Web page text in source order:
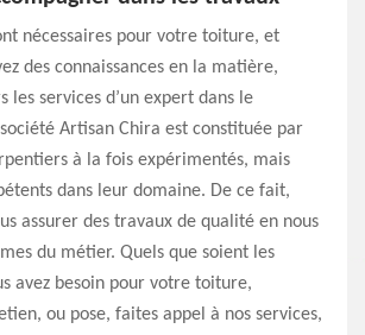
nécessaires pour votre toiture, et
des connaissances en la matière,
les services d’un expert dans le
Artisan Chira est constituée par
à la fois expérimentés, mais
dans leur domaine. De ce fait,
assurer des travaux de qualité en nous
du métier. Quels que soient les
avez besoin pour votre toiture,
ou pose, faites appel à nos services,